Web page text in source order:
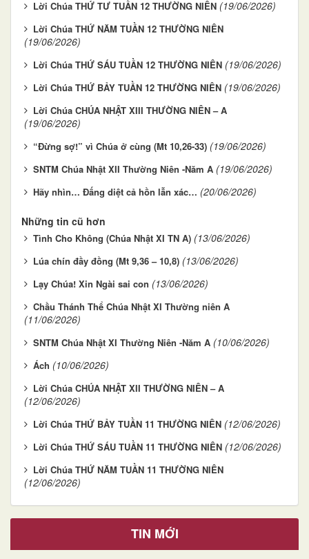
Lời Chúa THỨ TƯ TUẦN 12 THƯỜNG NIÊN (19/06/2026)
Lời Chúa THỨ NĂM TUẦN 12 THƯỜNG NIÊN
(19/06/2026)
Lời Chúa THỨ SÁU TUẦN 12 THƯỜNG NIÊN (19/06/2026)
Lời Chúa THỨ BẢY TUẦN 12 THƯỜNG NIÊN (19/06/2026)
Lời Chúa CHÚA NHẬT XIII THƯỜNG NIÊN – A
(19/06/2026)
“Đừng sợ!” vì Chúa ở cùng (Mt 10,26-33) (19/06/2026)
SNTM Chúa Nhật XII Thường Niên -Năm A (19/06/2026)
Hãy nhìn… Đấng diệt cả hồn lẫn xác… (20/06/2026)
Những tin cũ hơn
Tình Cho Không (Chúa Nhật XI TN A) (13/06/2026)
Lúa chín đầy đồng (Mt 9,36 – 10,8) (13/06/2026)
Lạy Chúa! Xin Ngài sai con (13/06/2026)
Chầu Thánh Thể Chúa Nhật XI Thường niên A
(11/06/2026)
SNTM Chúa Nhật XI Thường Niên -Năm A (10/06/2026)
Ách (10/06/2026)
Lời Chúa CHÚA NHẬT XII THƯỜNG NIÊN – A
(12/06/2026)
Lời Chúa THỨ BẢY TUẦN 11 THƯỜNG NIÊN (12/06/2026)
Lời Chúa THỨ SÁU TUẦN 11 THƯỜNG NIÊN (12/06/2026)
Lời Chúa THỨ NĂM TUẦN 11 THƯỜNG NIÊN
(12/06/2026)
TIN MỚI